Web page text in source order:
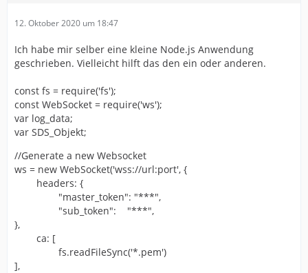
12. Oktober 2020 um 18:47
Ich habe mir selber eine kleine Node.js Anwendung
geschrieben. Vielleicht hilft das den ein oder anderen.
const fs = require('fs');
const WebSocket = require('ws');
var log_data;
var SDS_Objekt;
//Generate a new Websocket
ws = new WebSocket('wss://url:port', {
headers: {
"master_token": "***",
"sub_token": "***",
},
ca: [
fs.readFileSync('*.pem')
],